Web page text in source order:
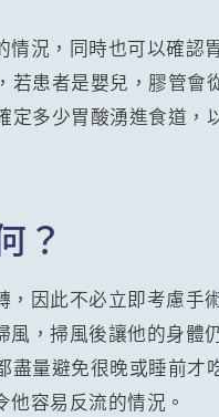
況，同時也可以確認
患者是嬰兒，膠管會
多少胃酸湧進食道，
？
因此不必立即考慮手
，掃風後讓他的身體
量避免很晚或睡前才
容易反流的情況。